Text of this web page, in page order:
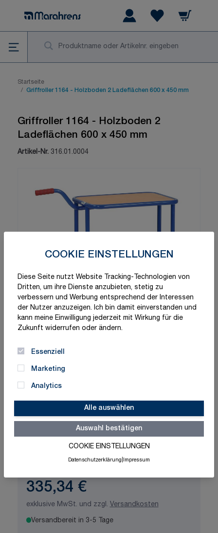
COOKIE EINSTELLUNGEN
Diese Seite nutzt Website Tracking-Technologien von
Dritten, um ihre Dienste anzubieten, stetig zu
verbessern und Werbung entsprechend der Interessen
der Nutzer anzuzeigen. Ich bin damit einverstanden und
kann meine Einwilligung jederzeit mit Wirkung für die
Zukunft widerrufen oder ändern.
Essenziell
Marketing
Analytics
Alle auswählen
Auswahl bestätigen
COOKIE EINSTELLUNGEN
Datenschutzerklärung Impressum
Warenkorb
Startseite
/ Griffroller 1164 - Holzboden 2 Ladeflächen 600 x 450 mm
Griffroller 1164 - Holzboden 2
Ladeflächen 600 x 450 mm
Artikel-Nr. 316.01.0004
Schnelle Lieferung
Made in Germany
335,34 €
exklusive MwSt. und zzgl. Versandkosten
Versandbereit in 3-5 Tage